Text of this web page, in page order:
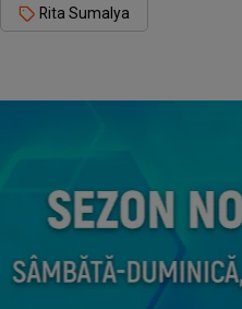
Rita Sumalya